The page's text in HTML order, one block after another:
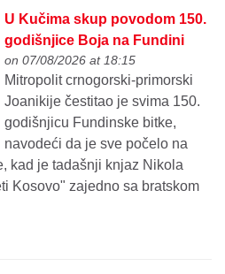
U Kučima skup povodom 150.
godišnjice Boja na Fundini
on 07/08/2026 at 18:15
Mitropolit crnogorski-primorski
Joanikije čestitao je svima 150.
godišnjicu Fundinske bitke,
navodeći da je sve počelo na
kad je tadašnji knjaz Nikola
Kosovo" zajedno sa bratskom